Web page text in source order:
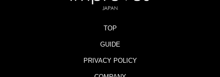
TOP
GUIDE
PRIVACY POLICY